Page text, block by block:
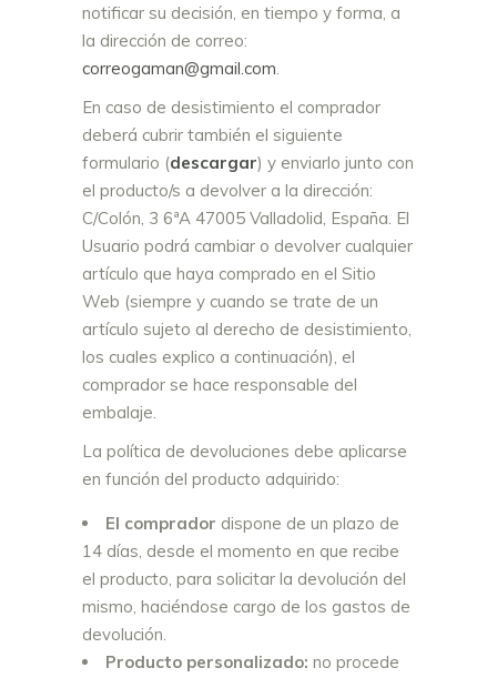
notificar su decisión, en tiempo y forma, a
la dirección de correo:
correogaman@gmail.com.
En caso de desistimiento el comprador
deberá cubrir también el siguiente
formulario (descargar) y enviarlo junto con
el producto/s a devolver a la dirección:
C/Colón, 3 6ªA 47005 Valladolid, España. El
Usuario podrá cambiar o devolver cualquier
artículo que haya comprado en el Sitio
Web (siempre y cuando se trate de un
artículo sujeto al derecho de desistimiento,
los cuales explico a continuación), el
comprador se hace responsable del
embalaje.
La política de devoluciones debe aplicarse
en función del producto adquirido:
El comprador dispone de un plazo de
14 días, desde el momento en que recibe
el producto, para solicitar la devolución del
mismo, haciéndose cargo de los gastos de
devolución.
Producto personalizado: no procede